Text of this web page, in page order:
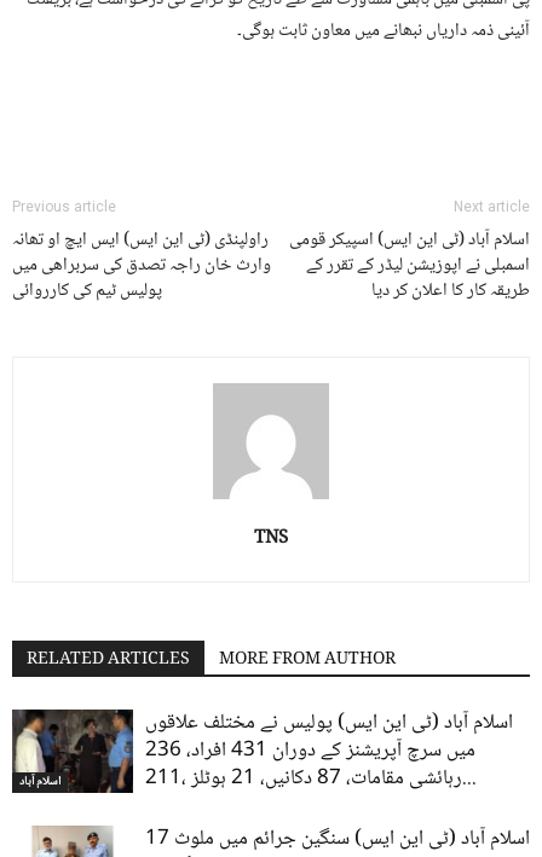
آئینی ذمہ داریاں نبھانے میں معاون ثابت ہوگی۔
Previous article
راولپنڈی (ٹی این ایس) ایس ایچ او تھانہ
وارث خان راجہ تصدق کی سربراهی میں
پولیس ٹیم کی کارروائی
Next article
اسلام آباد (ٹی این ایس) اسپیکر قومی
اسمبلی نے اپوزیشن لیڈر کے تقرر کے
طریقہ کار کا اعلان کر دیا
TNS
RELATED ARTICLES MORE FROM AUTHOR
اسلام آباد
اسلام آباد (ٹی این ایس) پولیس نے مختلف علاقوں
میں سرچ آپریشنز کے دوران 431 افراد، 236
رہائشی مقامات، 87 دکانیں، 21 ہوٹلز ،211...
اسلام آباد (ٹی این ایس) سنگین جرائم میں ملوث 17